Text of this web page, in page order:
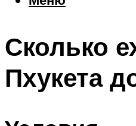
Шоппинг
Сколько
Пхукета